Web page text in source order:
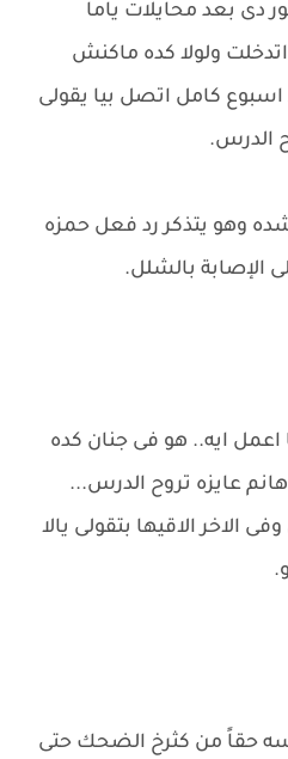
بعد محايلات ياما
ولولا كده ماكنش
كامل اتصل بيا يقولى
الدرس.
وهو يتذكر رد فعل حمزه
الإصابة بالشلل.
ايه.. هو فى جنان كده
عايزه تروح الدرس...
الاخر الاقيها بتقولى يالا
حقاً من كثرخ الضحك حتى